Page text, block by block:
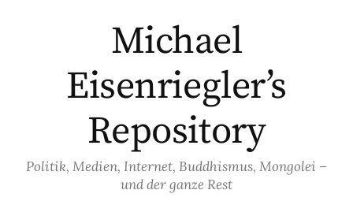
Michael
Eisenriegler’s
Repository
Politik, Medien, Internet, Buddhismus, Mongolei –
und der ganze Rest